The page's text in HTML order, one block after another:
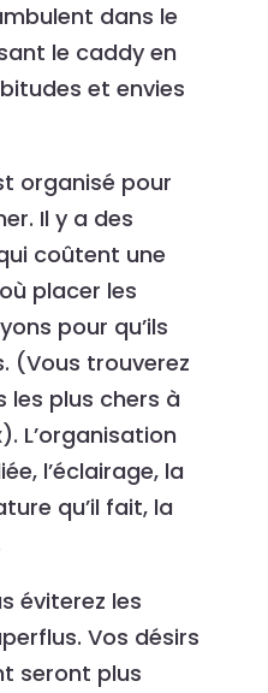
dans le
le caddy en
et envies
organisé pour
Il y a des
coûtent une
placer les
pour qu’ils
(Vous trouverez
les plus chers à
L’organisation
l’éclairage, la
qu’il fait, la
éviterez les
Vos désirs
seront plus